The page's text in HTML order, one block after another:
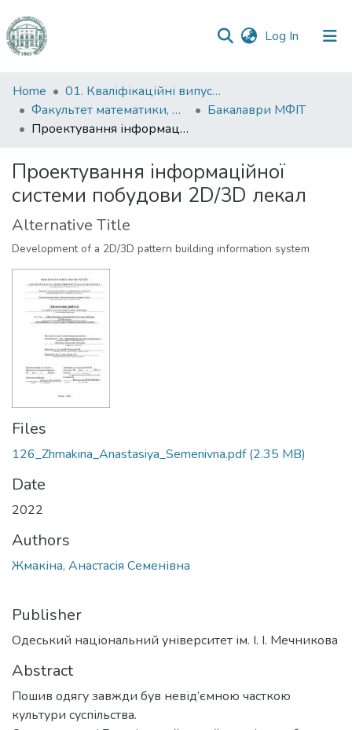
Log In (current)
Communities
&
Collections
Statistics
Home
01. Кваліфікаційні випускні роботи здобувачів вищої освіти
Факультет математики, фізики та інформаційних технологій
Бакалаври МФІТ
Проектування інформаційної системи побудови 2D/3D лекал
Проектування інформаційної
системи побудови 2D/3D лекал
Alternative Title
Development of a 2D/3D pattern building information system
Files
126_Zhmakina_Anastasiya_Semenivna.pdf(2.35 MB)
Date
2022
Authors
Жмакіна, Анастасія Семенівна
Publisher
Одеський національний університет ім. І. І. Мечникова
Abstract
Пошив одягу завжди був невід’ємною часткою
культури суспільства.